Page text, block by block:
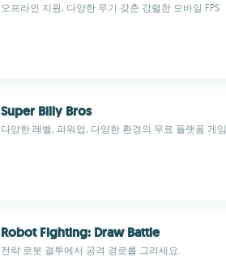
오프라인 지원, 다양한 무기 갖춘 강렬한 모바일 FPS
Super Billy Bros
다양한 레벨, 파워업, 다양한 환경의 무료 플랫폼 게임
Robot Fighting: Draw Battle
전략 로봇 결투에서 공격 경로를 그리세요